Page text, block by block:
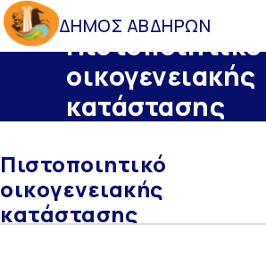
ΔΗΜΟΣ ΑΒΔΗΡΩΝ
Πιστοποιητικό
οικογενειακής
κατάστασης
Πιστοποιητικό
οικογενειακής
κατάστασης